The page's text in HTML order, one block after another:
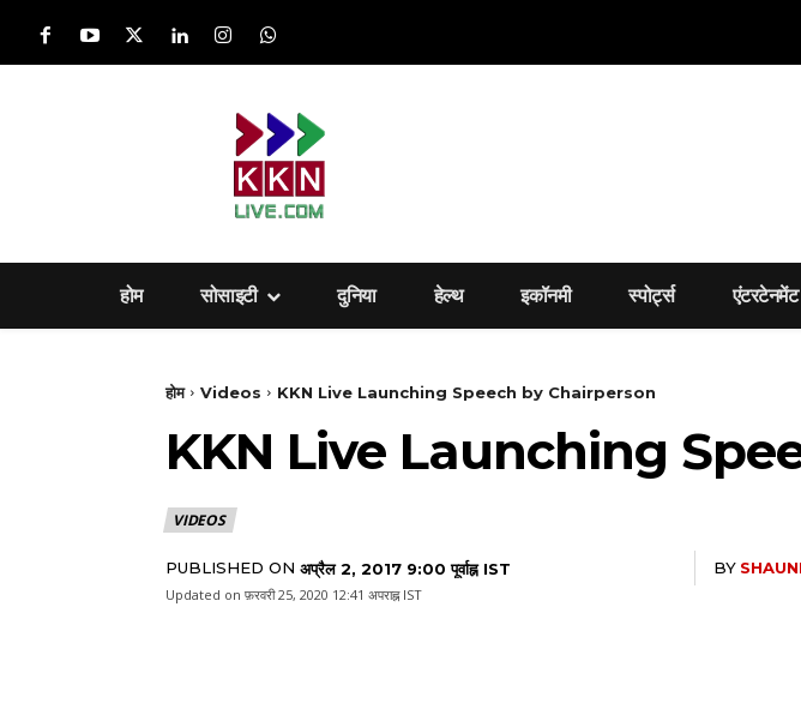
होम सोसाइटी दुनिया हेल्‍थ इकॉनमी स्पोर्ट्स एंटरटेनमेंट
होम Videos KKN Live Launching Speech by Chairperson
KKN Live Launching
VIDEOS
PUBLISHED ON अप्रैल 2, 2017 9:00 पूर्वाह्न IST BY
Updated on फ़रवरी 25, 2020 12:41 अपराह्न IST